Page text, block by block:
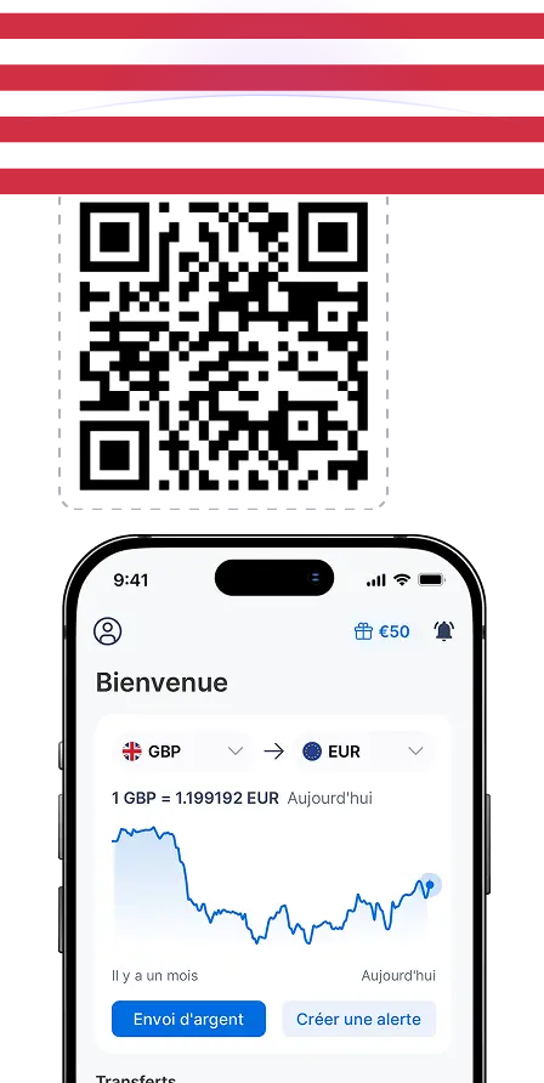
et la gestion de vos devises. Convertissez des devises,
programmez des alertes de taux et transférez de
l'argent à l'étranger sans frais cachés. Téléchargez